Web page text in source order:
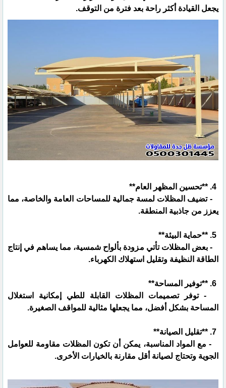
يجعل القيادة أكثر راحة بعد فترة من التوقف.
- تضيف المظلات لمسة جمالية للمساحات العامة والخاصة، مما
يعزز من جاذبية المنطقة.
- بعض المظلات تأتي مزودة بألواح شمسية، مما يساهم في إنتاج
الطاقة النظيفة وتقليل استهلاك الكهرباء.
- توفر تصميمات المظلات القابلة للطي إمكانية استغلال
المساحة بشكل أفضل، مما يجعلها مثالية للمواقف الصغيرة.
- مع المواد المناسبة، يمكن أن تكون المظلات مقاومة للعوامل
الجوية وتحتاج لصيانة أقل مقارنة بالخيارات الأخرى.